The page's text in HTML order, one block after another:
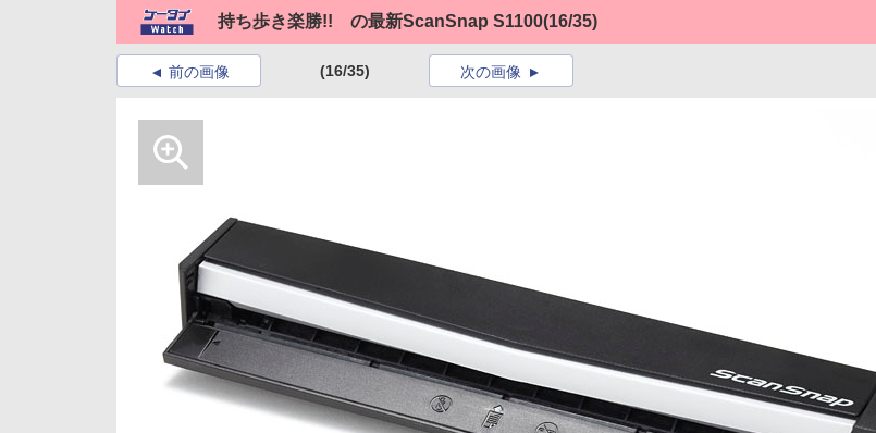
持ち歩き楽勝!! の最新ScanSnap S1100(16/35)
前の画像 (16/35) 次の画像